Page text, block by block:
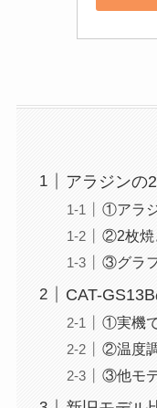
アラジンの
①アラ
②2枚焼
③グラ
CAT-
①実機
②温度
③他モ